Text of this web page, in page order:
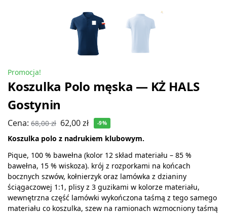
Promocja!
Koszulka Polo męska — KŻ HALS
Gostynin
Cena: 68,00zł 62,00zł -9%
Koszulka polo z nadrukiem klubowym.
Pique, 100 % bawełna (kolor 12 skład materiału – 85 %
bawełna, 15 % wiskoza). krój z rozporkami na końcach
bocznych szwów, kołnierzyk oraz lamówka z dzianiny
ściągaczowej 1:1, plisy z 3 guzikami w kolorze materiału,
wewnętrzna część lamówki wykończona taśmą z tego samego
materiału co koszulka, szew na ramionach wzmocniony taśmą